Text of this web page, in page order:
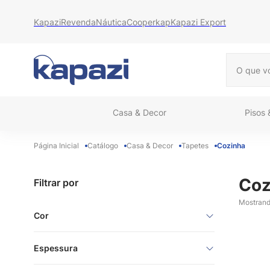
KapaziRevendaNáuticaCooperkapKapazi Export
Casa & Decor Pisos
Catálogo Casa & Decor Tapetes Cozinha
Filtrar por
Cor
Azul
Espessura